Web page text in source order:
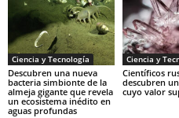
Ciencia y Tecnología
Descubren una nueva
bacteria simbionte de la
almeja gigante que revela
un ecosistema inédito en
aguas profundas
Ciencia y
Científicos
descubren
cuyo valor